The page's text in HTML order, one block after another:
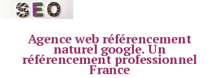
Agence web référencement
naturel google. Un
référencement professionnel
France